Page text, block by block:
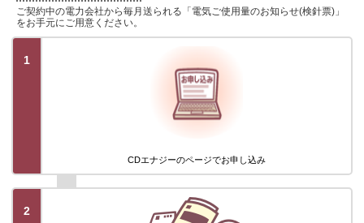
ご契約中の電力会社から毎月送られる「電気ご使用量のお知らせ(検針票)」
をお手元にご用意ください。
1
CDエナジーのページでお申し込み
2